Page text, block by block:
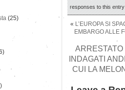
responses to this
« L’EUROPA SI
EMBARGO ALLE
ARRESTATO
INDAGATI
CUI LA
(25)